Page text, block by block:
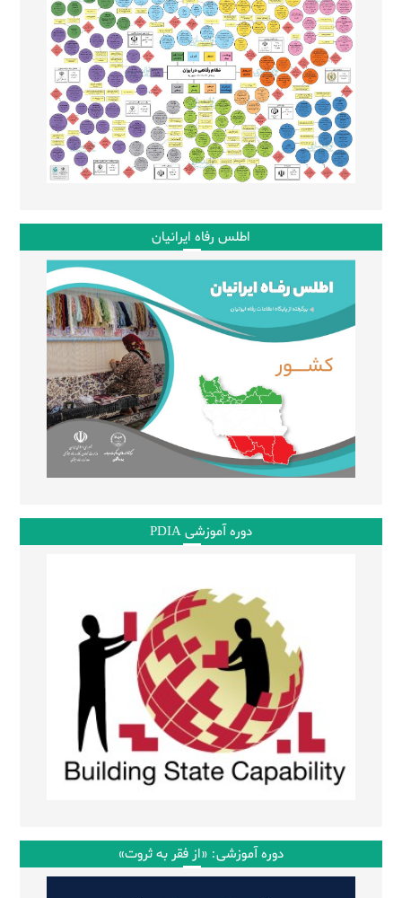
اطلس رفاه ایرانیان
دوره آموزشی PDIA
دوره آموزشی: «از فقر به ثروت»